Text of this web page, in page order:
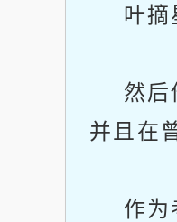
叶摘
然后
并且在
作为